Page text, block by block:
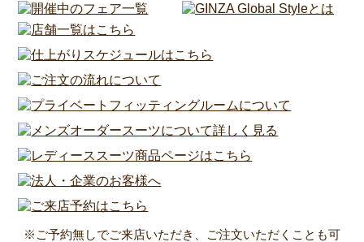
※ご予約無しでご来店いただき、ご注文いただくことも可